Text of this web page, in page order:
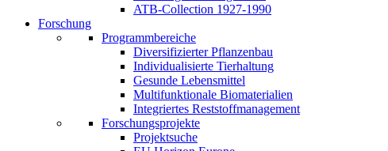
ATB-Collection 1927-1990
Forschung
Programmbereiche
Diversifizierter Pflanzenbau
Individualisierte Tierhaltung
Gesunde Lebensmittel
Multifunktionale Biomaterialien
Integriertes Reststoffmanagement
Forschungsprojekte
Projektsuche